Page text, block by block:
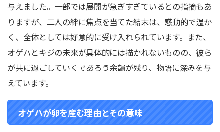
与えました。一部では展開が急ぎすぎているとの指摘もあ
りますが、二人の絆に焦点を当てた結末は、感動的で温か
く、全体としては好意的に受け入れられています。また、
オゲハとキジの未来が具体的には描かれないものの、彼ら
が共に過ごしていくであろう余韻が残り、物語に深みを与
えています。
オゲハが卵を産む理由とその意味